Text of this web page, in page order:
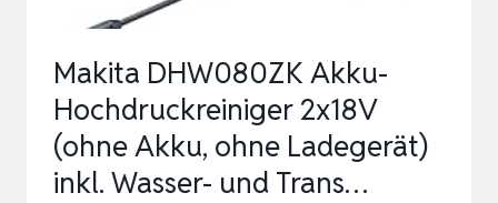
Makita DHW080ZK Akku-
Hochdruckreiniger 2x18V
(ohne Akku, ohne Ladegerät)
inkl. Wasser- und Trans…